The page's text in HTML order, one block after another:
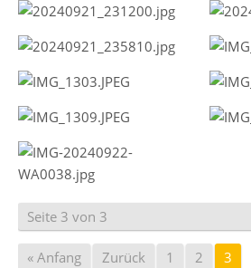
Seite 3 von 3
« Anfang Zurück 1 2 3